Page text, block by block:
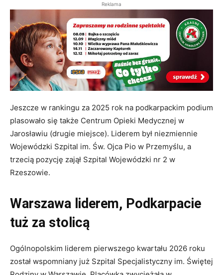
Reklama
Jeszcze w rankingu za 2025 rok na podkarpackim podium
plasowało się także Centrum Opieki Medycznej w
Jarosławiu (drugie miejsce). Liderem był niezmiennie
Wojewódzki Szpital im. Św. Ojca Pio w Przemyślu, a
trzecią pozycję zajął Szpital Wojewódzki nr 2 w
Rzeszowie.
Warszawa liderem, Podkarpacie
tuż za stolicą
Ogólnopolskim liderem pierwszego kwartału 2026 roku
został wspomniany już Szpital Specjalistyczny im. Świętej